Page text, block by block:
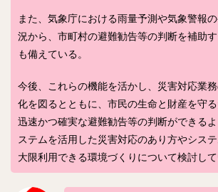
また、気象庁における雨量予測や気象警報
況から、市町村の避難勧告等の判断を補助
も備えている。
今後、これらの機能を活かし、災害対応業
化を図るとともに、市民の生命と財産を守る
迅速かつ確実な避難勧告等の判断ができる
ステムを活用した災害対応のあり方やシス
大限利用できる環境づくりについて検討して